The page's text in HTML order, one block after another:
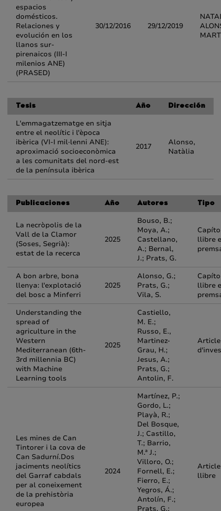
espacios
domésticos.
Relaciones y
evolución en los
llanos sur-
pirenaicos (III-I
milenios ANE)
(PRASED)
30/12/2016 29/12/2019
Tesis Año Dirección
L'emmagatzematge en sitja
entre el neolític i l'època
ibèrica (VI-I mil·lenni ANE):
aproximació socioeconòmica
a les comunitats del nord-est
de la península ibèrica
2017
Alonso,
Natàlia
Publicaciones Año Autores Tipo
La necròpolis de la
Vall de la Clamor
(Soses, Segrià):
estat de la recerca
2025
Bouso, B.;
Moya, A.;
Castellano,
A.; Bernal,
J.; Prats, G.
llibre
A bon arbre, bona
llenya: l'explotació
del bosc a Minferri
2025
Alonso, G.;
Prats, G.;
Vila, S.
llibre
Understanding the
spread of
agriculture in the
Western
Mediterranean (6th-
3rd millennia BC)
with Machine
Learning tools
2025
Castiello,
M. E.;
Russo, E.,
Martinez-
Grau, H.;
Jesus, A.;
Prats, G.;
Antolin, F.
Article
Les mines de Can
Tintorer i la cova de
Can Sadurní.Dos
jaciments neolítics
del Garraf cabdals
per al coneixement
de la prehistòria
europea
2024
Martínez, P.;
Gordo, L.;
Playà, R.;
Del Bosque,
J.; Castillo,
T.; Barrio,
M.ª J.;
Villoro, O.;
Fornell, E.;
Fierro, E.;
Yegros, Á.;
Antolín, F.;
Prats, G.;
llibre